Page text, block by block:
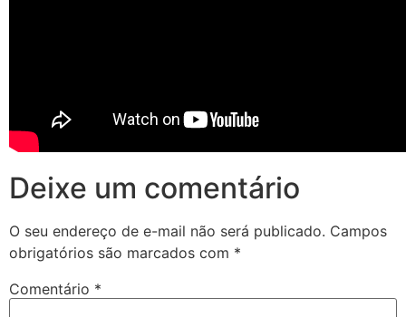
Deixe um comentário
O seu endereço de e-mail não será publicado. Campos
obrigatórios são marcados com *
Comentário *